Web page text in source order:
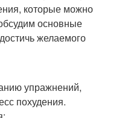
которые можно
основные
желаемого
упражнений,
похудения.